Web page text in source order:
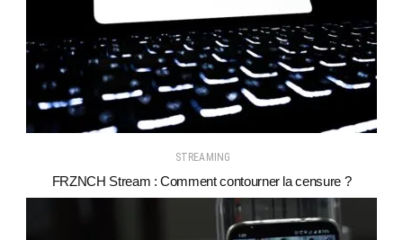
STREAMING
FRZNCH Stream : Comment contourner la censure ?